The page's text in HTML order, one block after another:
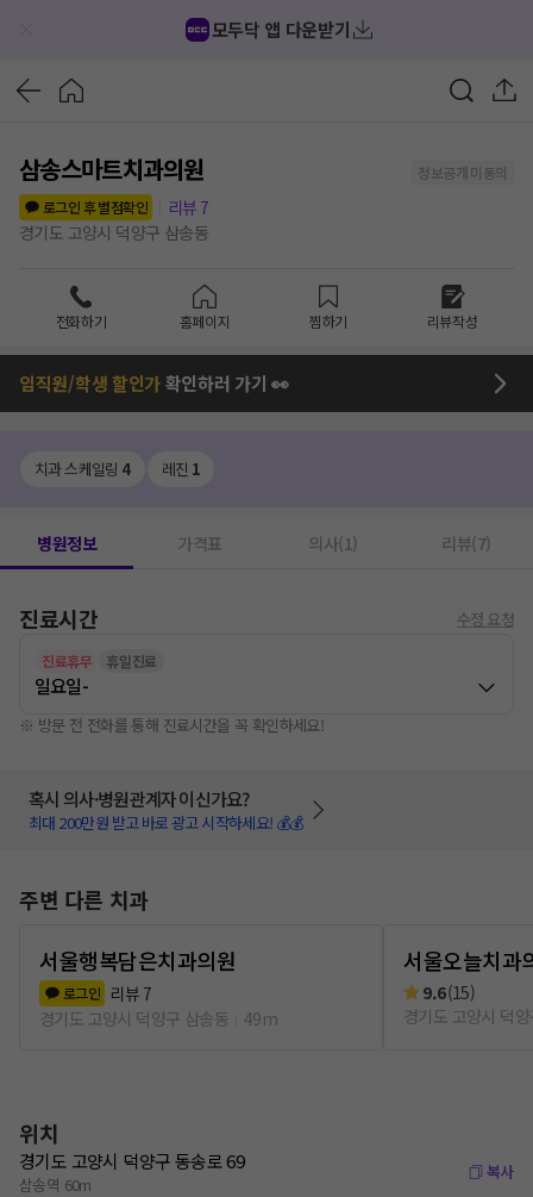
모두닥 앱 다운받기
삼송스마트치과의원
정보공개 미동의
로그인 후 별점확인
리뷰 7
경기도 고양시 덕양구 삼송동
전화하기 홈페이지 찜하기 리뷰작성
임직원/학생 할인가확인하러 가기 👀
치과 스케일링 4 레진 1
병원정보 가격표 의사(1) 리뷰(7)
진료시간 수정 요청
진료휴무 휴일진료
일요일-
※ 방문 전 전화를 통해 진료시간을 꼭 확인하세요!
혹시 의사·병원관계자 이신가요?
최대 200만원 받고 바로 광고 시작하세요! 💰💰
주변 다른 치과
서울행복담은치과의원
로그인 리뷰 7
경기도 고양시 덕양구 삼송동
49m
서울오늘치과
9.6(15)
경기도 고양시 덕
위치
경기도 고양시 덕양구 동송로 69
삼송역 60m
복사